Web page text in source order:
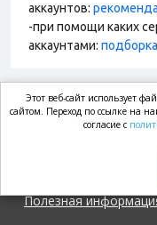
аккаунтов:
-при помощи каких
аккаунтами: подборка
Полезная
Этот веб-сайт использует
сайтом. Переход по ссылке на
согласие с